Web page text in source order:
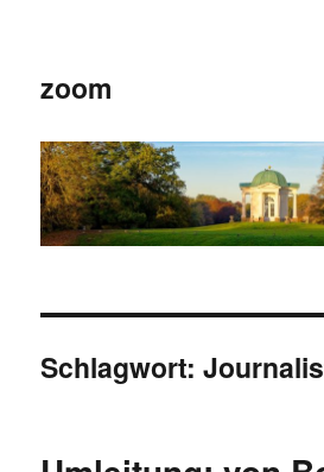
zoom
Schlagwort: